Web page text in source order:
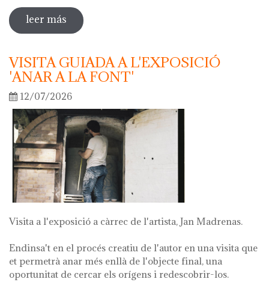
leer más sobre 76ª festa del càntir
VISITA GUIADA A L'EXPOSICIÓ
'ANAR A LA FONT'
12/07/2026
Visita a l'exposició a càrrec de l'artista, Jan Madrenas.
Endinsa't en el procés creatiu de l'autor en una visita que
et permetrà anar més enllà de l'objecte final, una
oportunitat de cercar els orígens i redescobrir-los.